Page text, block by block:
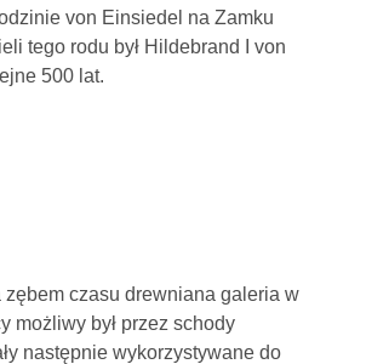
von Einsiedel na Zamku
tego rodu był Hildebrand I von
500 lat.
czasu drewniana galeria w
możliwy był przez schody
następnie wykorzystywane do